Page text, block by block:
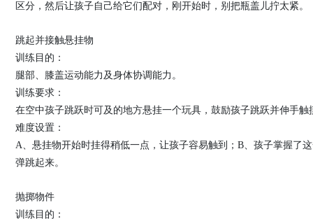
区分，然后让孩子自己给它们配对，刚开始时，别把瓶盖儿拧太紧。
跳起并接触悬挂物
训练目的：
腿部、膝盖运动能力及身体协调能力。
训练要求：
在空中孩子跳跃时可及的地方悬挂一个玩具，鼓励孩子跳跃并伸手触
难度设置：
A、悬挂物开始时挂得稍低一点，让孩子容易触到；B、孩子掌握了
弹跳起来。
抛掷物件
训练目的：